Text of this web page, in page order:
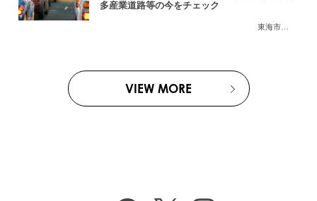
東海市
,大府市
多産業道路等の今をチェック
VIEW MORE